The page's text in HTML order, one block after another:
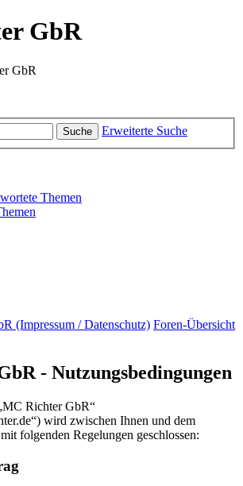
GbR
GbR
Suche Erweiterte Suche
Themen
(Impressum / Datenschutz) Foren-Übersicht
- Nutzungsbedingungen
Richter GbR“
wird zwischen Ihnen und dem
folgenden Regelungen geschlossen: